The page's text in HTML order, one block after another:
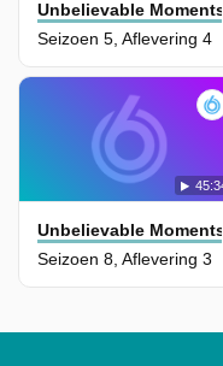
Unbelievable
Seizoen 5, Aflevering 4
Unbelievable
Seizoen 8, Aflevering 3